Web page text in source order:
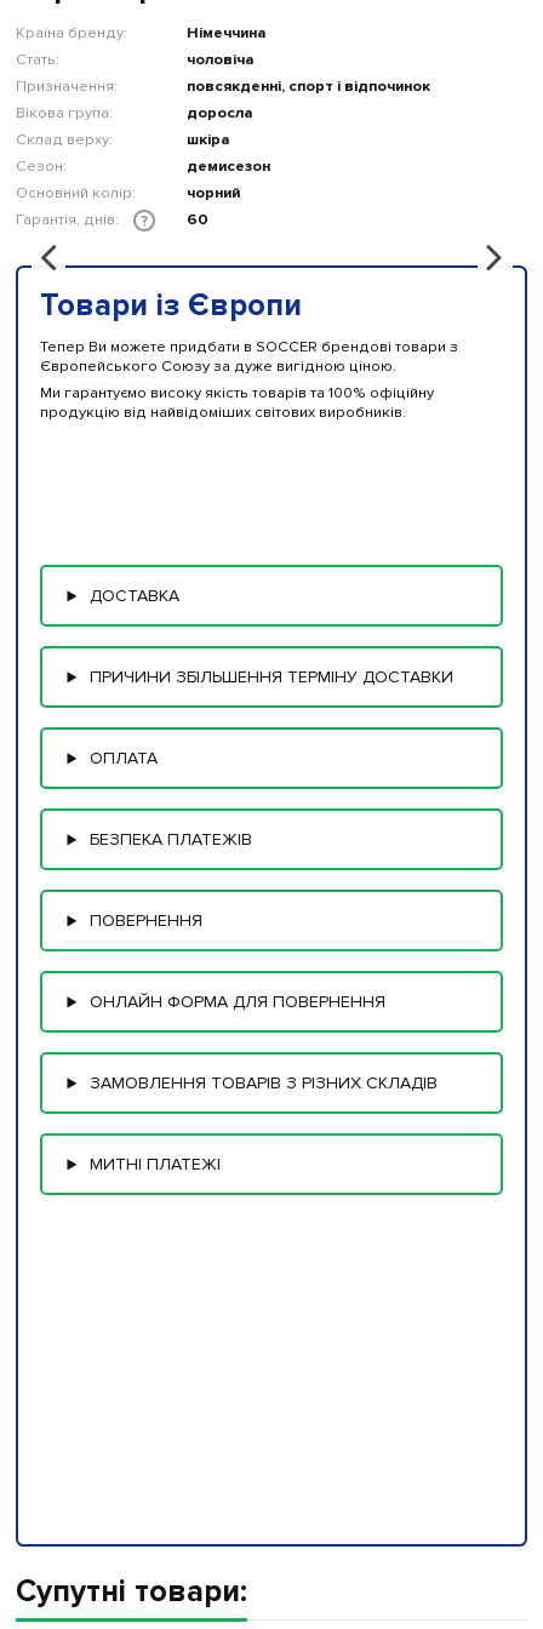
Країна бренду:
Німеччина
Стать:
чоловіча
Призначення:
повсякденні, спорт і відпочинок
Вікова група:
доросла
Склад верху:
шкіра
Сезон:
демисезон
Основний колір:
чорний
Гарантія, днів:
? 60
Товари із Європи
Тепер Ви можете придбати в SOCCER брендові товари з
Європейського Союзу за дуже вигідною ціною.
Ми гарантуємо високу якість товарів та 100% офіційну
продукцію від найвідоміших світових виробників.
ДОСТАВКА
ПРИЧИНИ ЗБІЛЬШЕННЯ ТЕРМІНУ ДОСТАВКИ
ОПЛАТА
БЕЗПЕКА ПЛАТЕЖІВ
ПОВЕРНЕННЯ
ОНЛАЙН ФОРМА ДЛЯ ПОВЕРНЕННЯ
ЗАМОВЛЕННЯ ТОВАРІВ З РІЗНИХ СКЛАДІВ
МИТНІ ПЛАТЕЖІ
Супутні товари: